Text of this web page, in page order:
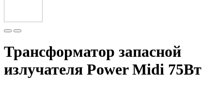
Трансформатор запасной
излучателя Power Midi 75Вт